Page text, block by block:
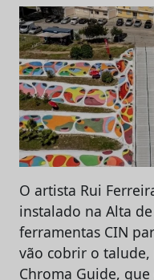
O artista Rui
instalado na Alta
ferramentas CIN
vão cobrir o
Chroma Guide,